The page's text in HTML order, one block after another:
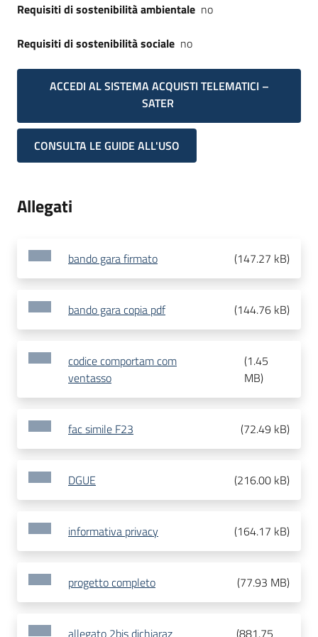
Requisiti di sostenibilità ambientale no
Requisiti di sostenibilità sociale no
ACCEDI AL SISTEMA ACQUISTI TELEMATICI –
SATER
CONSULTA LE GUIDE ALL'USO
Allegati
bando gara firmato (147.27 kB)
bando gara copia pdf (144.76 kB)
codice comportam com
ventasso
(1.45
MB)
fac simile F23 (72.49 kB)
DGUE (216.00 kB)
informativa privacy (164.17 kB)
progetto completo (77.93 MB)
allegato 2bis dichiaraz (881.75